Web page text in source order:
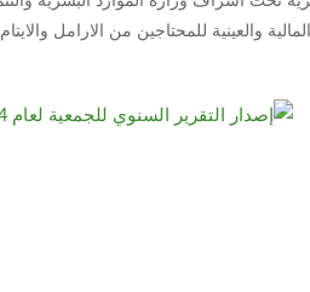
والعينية للمحتاجين من الارامل